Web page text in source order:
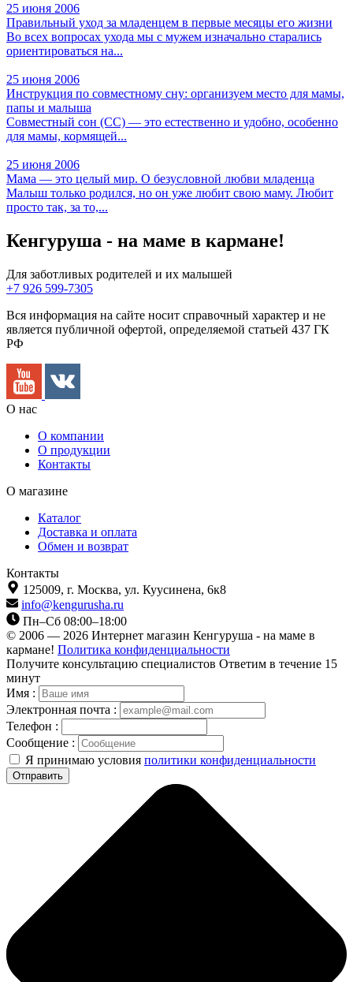
25 июня 2006
Правильный уход за младенцем в первые месяцы его жизни
Во всех вопросах ухода мы с мужем изначально старались
ориентироваться на...
25 июня 2006
Инструкция по совместному сну: организуем место для мамы,
папы и малыша
Совместный сон (СС) — это естественно и удобно, особенно
для мамы, кормящей...
25 июня 2006
Мама — это целый мир. О безусловной любви младенца
Малыш только родился, но он уже любит свою маму. Любит
просто так, за то,...
Кенгуруша - на маме в кармане!
Для заботливых родителей и их малышей
+7 926 599-7305
Вся информация на сайте носит справочный характер и не
является публичной офертой, определяемой статьей 437 ГК
РФ
О нас
О компании
О продукции
Контакты
О магазине
Каталог
Доставка и оплата
Обмен и возврат
Контакты
125009, г. Москва, ул. Куусинена, 6к8
info@kengurusha.ru
Пн–Сб 08:00–18:00
© 2006 — 2026 Интернет магазин Кенгуруша - на маме в
кармане! Политика конфиденциальности
Получите консультацию специалистов Ответим в течение 15
минут
Имя :
Электронная почта :
Телефон :
Сообщение :
Я принимаю условия политики конфиденциальности
Отправить